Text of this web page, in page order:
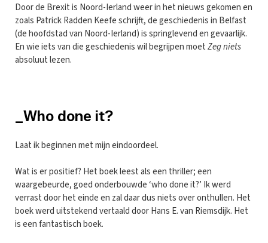
Door de Brexit is Noord-Ierland weer in het nieuws gekomen en
zoals Patrick Radden Keefe schrijft, de geschiedenis in Belfast
(de hoofdstad van Noord-Ierland) is springlevend en gevaarlijk.
En wie iets van die geschiedenis wil begrijpen moetZeg niets
absoluut lezen.
_Who done it?
Laat ik beginnen met mijn eindoordeel.
Wat is er positief? Het boek leest als een thriller; een
waargebeurde, goed onderbouwde ‘who done it?’ Ik werd
verrast door het einde en zal daar dus niets over onthullen. Het
boek werd uitstekend vertaald door Hans E. van Riemsdijk. Het
is een fantastisch boek.